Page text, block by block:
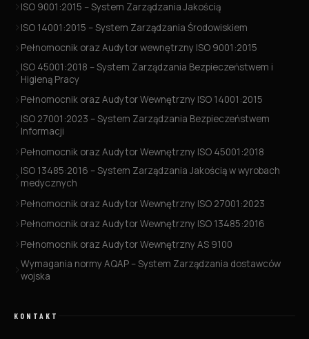
ISO 9001:2015 – System Zarządzania Jakością
ISO 14001:2015 – System Zarządzania Środowiskiem
Pełnomocnik oraz Audytor wewnętrzny ISO 9001:2015
ISO 45001:2018 – System Zarządzania Bezpieczeństwem i
Higieną Pracy
Pełnomocnik oraz Audytor Wewnętrzny ISO 14001:2015
ISO 27001:2023 – System Zarządzania Bezpieczeństwem
Informacji
Pełnomocnik oraz Audytor Wewnętrzny ISO 45001:2018
ISO 13485:2016 – System Zarządzania Jakością w wyrobach
medycznych
Pełnomocnik oraz Audytor Wewnętrzny ISO 27001:2023
Pełnomocnik oraz Audytor Wewnętrzny ISO 13485:2016
Pełnomocnik oraz Audytor Wewnętrzny AS 9100
Wymagania normy AQAP – System Zarządzania dostawców
wojska
KONTAKT